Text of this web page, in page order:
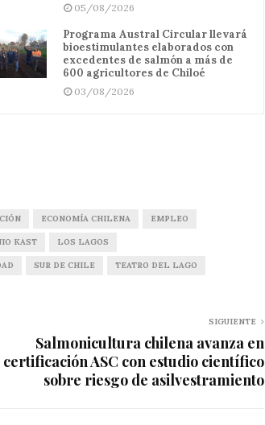
05/08/2026
Programa Austral Circular llevará
bioestimulantes elaborados con
excedentes de salmón a más de
600 agricultores de Chiloé
03/08/2026
ECONOMÍA CHILENA EMPLEO
KAST LOS LAGOS
SUR DE CHILE TEATRO DEL LAGO
SIGUIENTE
Salmonicultura chilena avanza en
certificación ASC con estudio científico
sobre riesgo de asilvestramiento